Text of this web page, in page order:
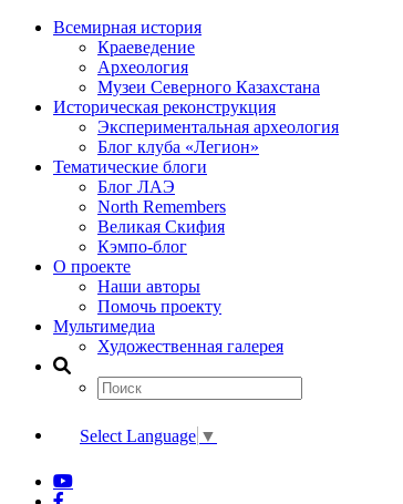
Всемирная история
Краеведение
Археология
Музеи Северного Казахстана
Историческая реконструкция
Экспериментальная археология
Блог клуба «Легион»
Тематические блоги
Блог ЛАЭ
North Remembers
Великая Скифия
Кэмпо-блог
О проекте
Наши авторы
Помочь проекту
Мультимедиа
Художественная галерея
Select Language ▼